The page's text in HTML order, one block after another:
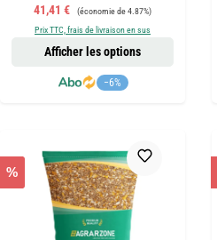
Prix de vente :
41,41 € Prix régulier :
(économie de 4.87%)
Prix TTC, frais de livraison en sus
−6%
Afficher les options
%